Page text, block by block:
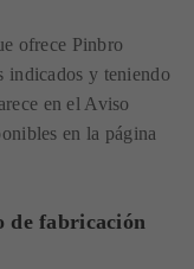
ofrece Pinbro
indicados y teniendo
en el Aviso
en la página
de fabricación